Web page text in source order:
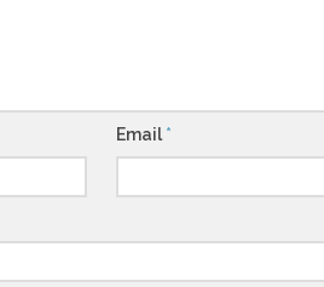
Email*